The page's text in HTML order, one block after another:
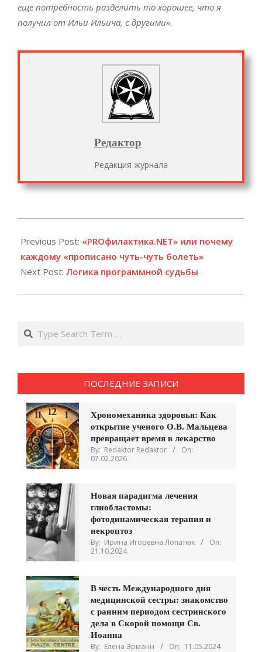
еще потребность разделить то хорошее, что я
получил от Ильи Ильича, с другими».
Редактор
Редакция журнала
07-
15
Previous Post: «PROфилактика.NET» или почему
каждому «прописано чуть-чуть болеть»
Next Post: Логика программной судьбы
Search
ПОСЛЕДНИЕ ЗАПИСИ
Хрономеханика здоровья: Как
открытие ученого О.В. Мальцева
превращает время в лекарство
By: Redaktor Redaktor
On:
07.02.2026
Новая парадигма лечения
глиобластомы:
фотодинамическая терапия и
некроптоз
By: Ирина Игоревна Лопатюк
On:
21.10.2024
В честь Международного дня
медицинской сестры: знакомство
с ранним периодом сестринского
дела в Скорой помощи Св.
Иоанна
By: Елена Эрманн On: 11.05.2024